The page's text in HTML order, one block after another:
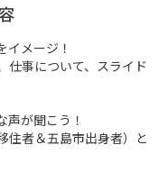
メージ！
仕事について、スライド
が聞こう！
住者＆五島市出身者）と